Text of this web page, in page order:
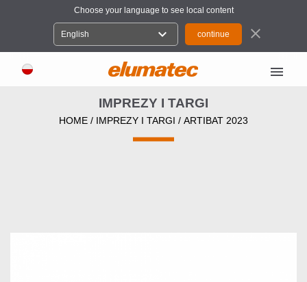
Choose your language to see local content
English expand_more close
menu
IMPREZY I TARGI
HOME / IMPREZY I TARGI / ARTIBAT 2023